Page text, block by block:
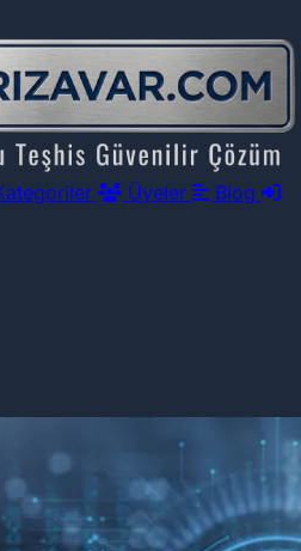
Üyeler
Blog